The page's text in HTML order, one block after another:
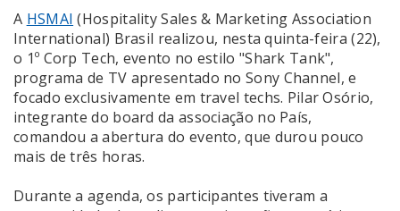
A HSMAI (Hospitality Sales & Marketing Association
International) Brasil realizou, nesta quinta-feira (22),
o 1º Corp Tech, evento no estilo "Shark Tank",
programa de TV apresentado no Sony Channel, e
focado exclusivamente em travel techs. Pilar Osório,
integrante do board da associação no País,
comandou a abertura do evento, que durou pouco
mais de três horas.
Durante a agenda, os participantes tiveram a